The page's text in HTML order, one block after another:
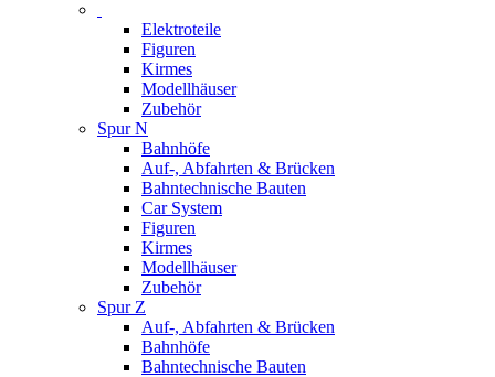
Elektroteile
Figuren
Kirmes
Modellhäuser
Zubehör
Spur N
Bahnhöfe
Auf-, Abfahrten & Brücken
Bahntechnische Bauten
Car System
Figuren
Kirmes
Modellhäuser
Zubehör
Spur Z
Auf-, Abfahrten & Brücken
Bahnhöfe
Bahntechnische Bauten